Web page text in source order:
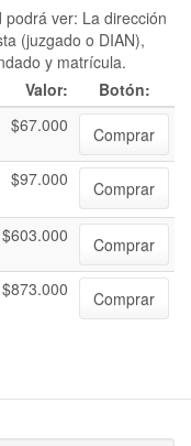
ver: La dirección
(juzgado o DIAN),
y matrícula.
Valor:
Botón:
$67.000
Comprar
$97.000 Comprar
$603.000
Comprar
$873.000 Comprar